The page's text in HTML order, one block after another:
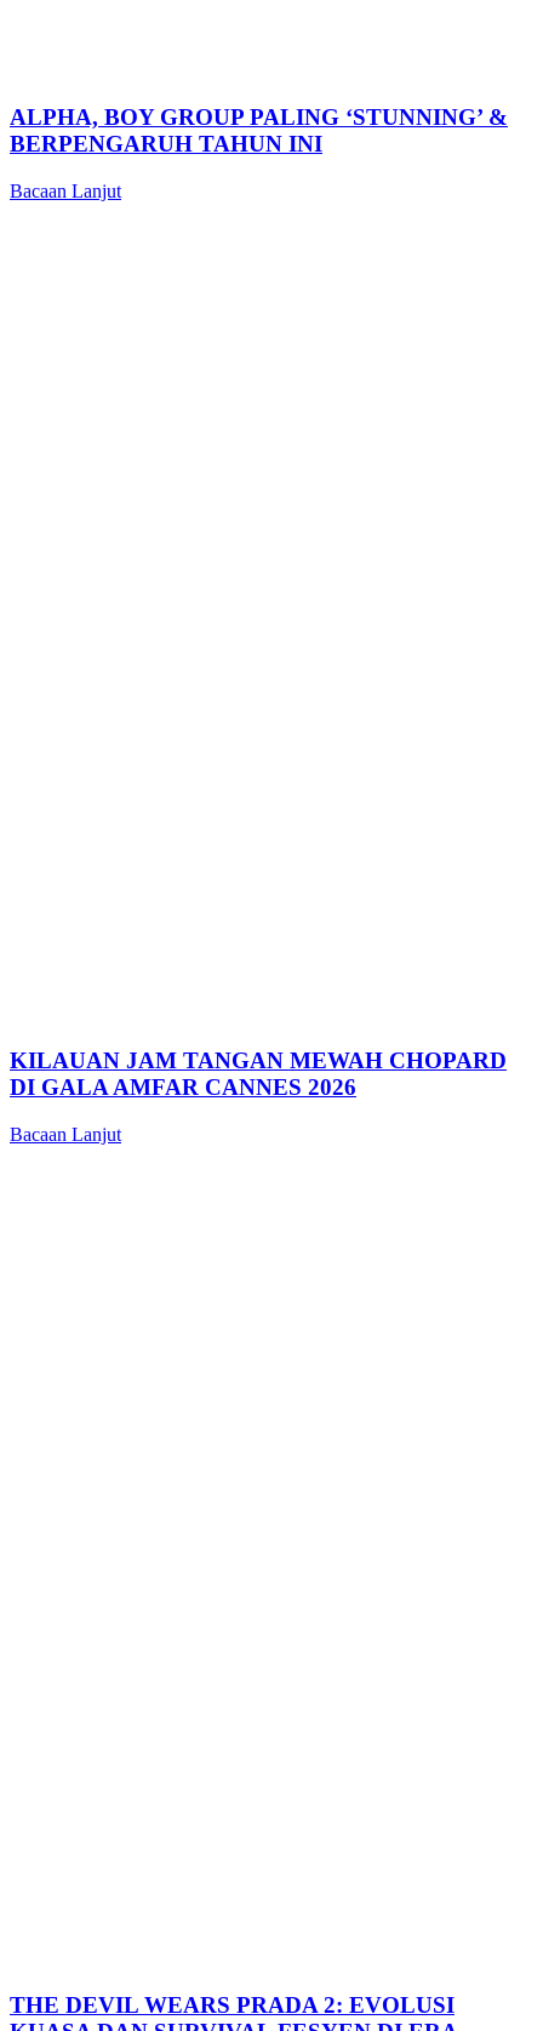
ALPHA, BOY GROUP PALING ‘STUNNING’ &
BERPENGARUH TAHUN INI
Bacaan Lanjut
KILAUAN JAM TANGAN MEWAH CHOPARD
DI GALA AMFAR CANNES 2026
Bacaan Lanjut
THE DEVIL WEARS PRADA 2: EVOLUSI